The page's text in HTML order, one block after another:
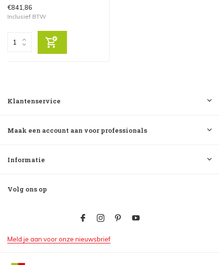
€841,86
Inclusief BTW
Klantenservice
Maak een account aan voor professionals
Informatie
Volg ons op
Meld je aan voor onze nieuwsbrief